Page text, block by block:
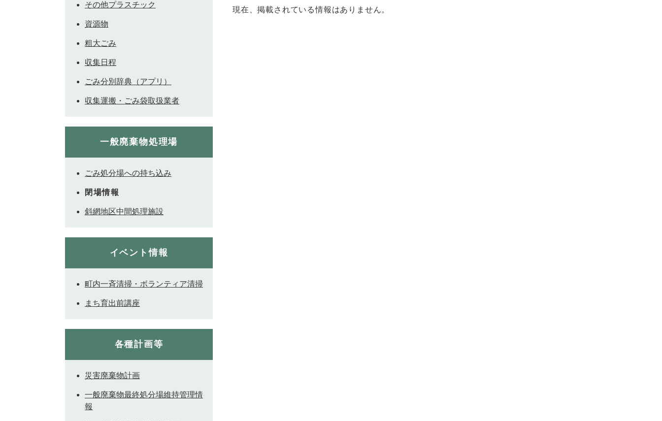
現在、掲載されている情報はありません。
その他プラスチック
資源物
粗大ごみ
収集日程
ごみ分別辞典（アプリ）
収集運搬・ごみ袋取扱業者
一般廃棄物処理場
ごみ処分場への持ち込み
閉場情報
斜網地区中間処理施設
イベント情報
町内一斉清掃・ボランティア清掃
まち育出前講座
各種計画等
災害廃棄物計画
一般廃棄物最終処分場維持管理情
報